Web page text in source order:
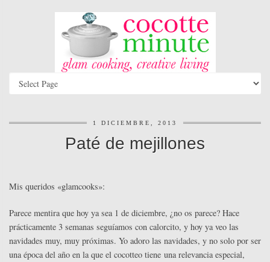
1 DICIEMBRE, 2013
Paté de mejillones
Mis queridos «glamcooks»:
Parece mentira que hoy ya sea 1 de diciembre, ¿no os parece? Hace
prácticamente 3 semanas seguíamos con calorcito, y hoy ya veo las
navidades muy, muy próximas. Yo adoro las navidades, y no solo por ser
una época del año en la que el cocotteo tiene una relevancia especial,